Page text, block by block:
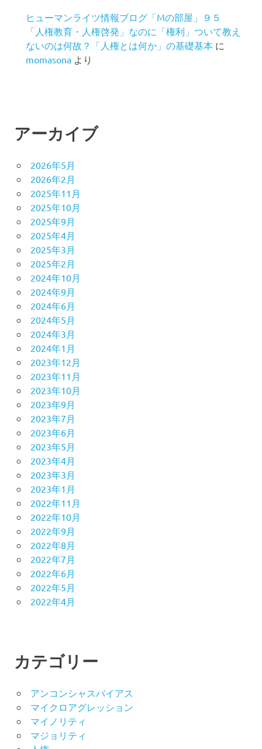
ヒューマンライツ情報ブログ「Mの部屋」９５
「人権教育・人権啓発」なのに「権利」ついて教え
ないのは何故？「人権とは何か」の基礎基本 に
momasona より
アーカイブ
2026年5月
2026年2月
2025年11月
2025年10月
2025年9月
2025年4月
2025年3月
2025年2月
2024年10月
2024年9月
2024年6月
2024年5月
2024年3月
2024年1月
2023年12月
2023年11月
2023年10月
2023年9月
2023年7月
2023年6月
2023年5月
2023年4月
2023年3月
2023年1月
2022年11月
2022年10月
2022年9月
2022年8月
2022年7月
2022年6月
2022年5月
2022年4月
カテゴリー
アンコンシャスバイアス
マイクロアグレッション
マイノリティ
マジョリティ